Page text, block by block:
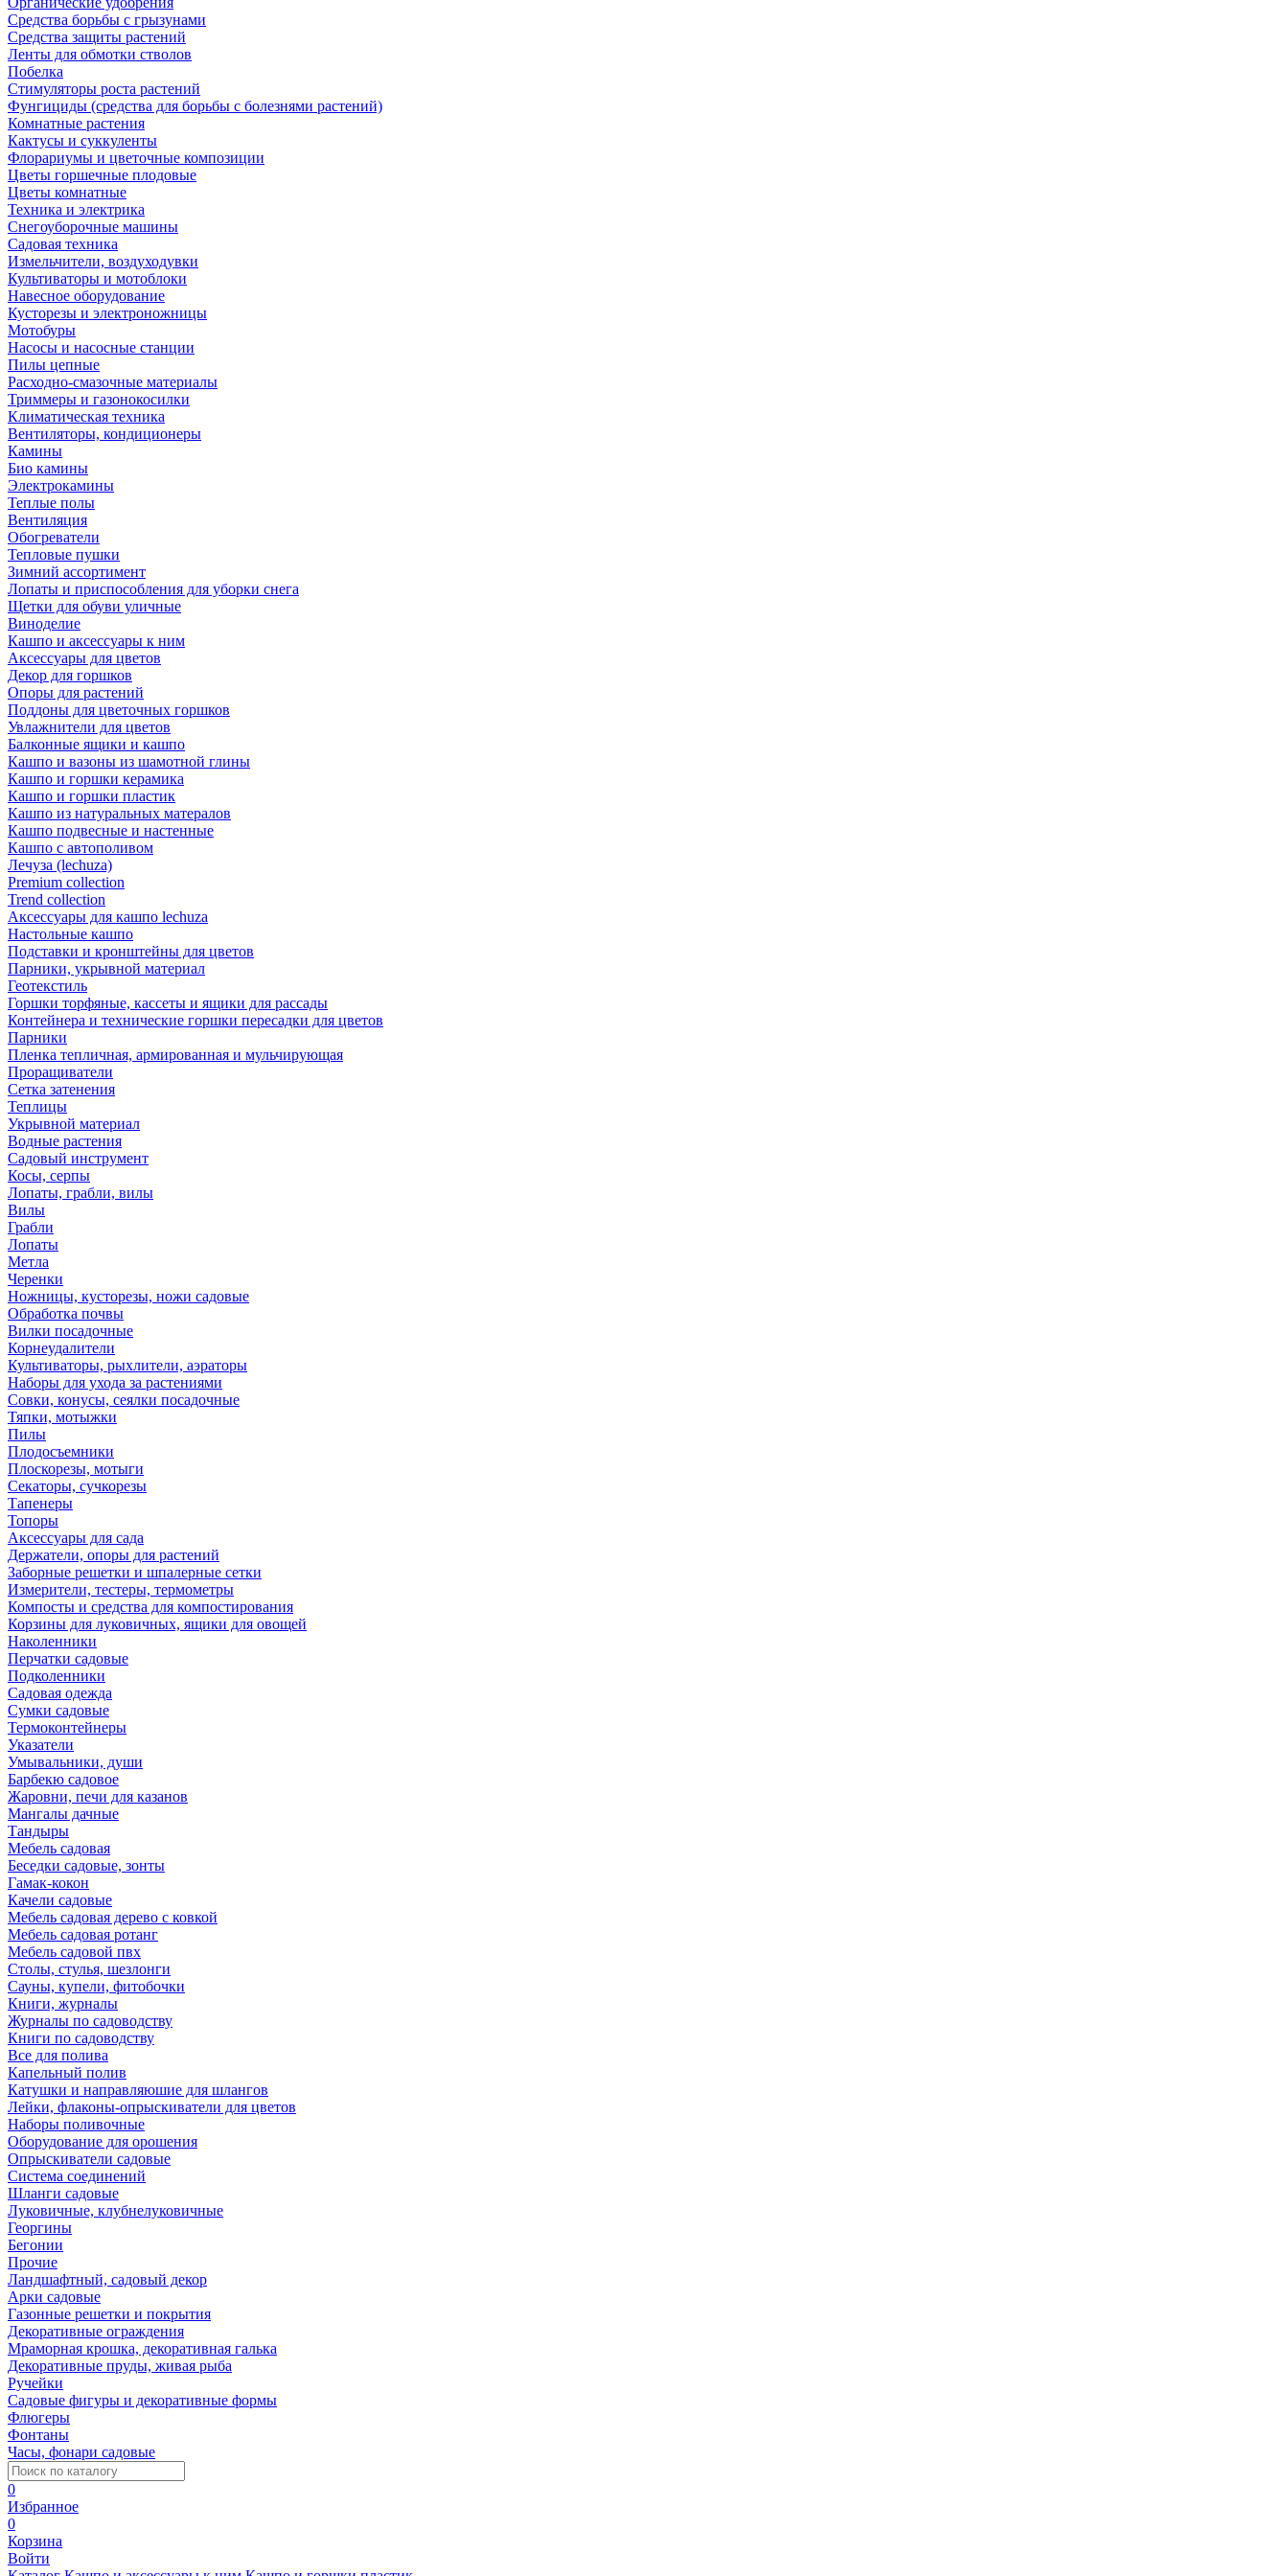
Средства борьбы с грызунами
Средства защиты растений
Ленты для обмотки стволов
Побелка
Стимуляторы роста растений
Фунгициды (средства для борьбы с болезнями растений)
Комнатные растения
Кактусы и суккуленты
Флорариумы и цветочные композиции
Цветы горшечные плодовые
Цветы комнатные
Техника и электрика
Снегоуборочные машины
Садовая техника
Измельчители, воздуходувки
Культиваторы и мотоблоки
Навесное оборудование
Кусторезы и электроножницы
Мотобуры
Насосы и насосные станции
Пилы цепные
Расходно-смазочные материалы
Триммеры и газонокосилки
Климатическая техника
Вентиляторы, кондиционеры
Камины
Био камины
Электрокамины
Теплые полы
Вентиляция
Обогреватели
Тепловые пушки
Зимний ассортимент
Лопаты и приспособления для уборки снега
Щетки для обуви уличные
Виноделие
Кашпо и аксессуары к ним
Аксессуары для цветов
Декор для горшков
Опоры для растений
Поддоны для цветочных горшков
Увлажнители для цветов
Балконные ящики и кашпо
Кашпо и вазоны из шамотной глины
Кашпо и горшки керамика
Кашпо и горшки пластик
Кашпо из натуральных матералов
Кашпо подвесные и настенные
Кашпо с автополивом
Лечуза (lechuza)
Premium collection
Trend collection
Аксессуары для кашпо lechuza
Настольные кашпо
Подставки и кронштейны для цветов
Парники, укрывной материал
Геотекстиль
Горшки торфяные, кассеты и ящики для рассады
Контейнера и технические горшки пересадки для цветов
Парники
Пленка тепличная, армированная и мульчирующая
Проращиватели
Сетка затенения
Теплицы
Укрывной материал
Водные растения
Садовый инструмент
Косы, серпы
Лопаты, грабли, вилы
Вилы
Грабли
Лопаты
Метла
Черенки
Ножницы, кусторезы, ножи садовые
Обработка почвы
Вилки посадочные
Корнеудалители
Культиваторы, рыхлители, аэраторы
Наборы для ухода за растениями
Совки, конусы, сеялки посадочные
Тяпки, мотыжки
Пилы
Плодосъемники
Плоскорезы, мотыги
Секаторы, сучкорезы
Тапенеры
Топоры
Аксессуары для сада
Держатели, опоры для растений
Заборные решетки и шпалерные сетки
Измерители, тестеры, термометры
Компосты и средства для компостирования
Корзины для луковичных, ящики для овощей
Наколенники
Перчатки садовые
Подколенники
Садовая одежда
Сумки садовые
Термоконтейнеры
Указатели
Умывальники, души
Барбекю садовое
Жаровни, печи для казанов
Мангалы дачные
Тандыры
Мебель садовая
Беседки садовые, зонты
Гамак-кокон
Качели садовые
Мебель садовая дерево с ковкой
Мебель садовая ротанг
Мебель садовой пвх
Столы, стулья, шезлонги
Сауны, купели, фитобочки
Книги, журналы
Журналы по садоводству
Книги по садоводству
Все для полива
Капельный полив
Катушки и направляюшие для шлангов
Лейки, флаконы-опрыскиватели для цветов
Наборы поливочные
Оборудование для орошения
Опрыскиватели садовые
Система соединений
Шланги садовые
Луковичные, клубнелуковичные
Георгины
Бегонии
Прочие
Ландшафтный, садовый декор
Арки садовые
Газонные решетки и покрытия
Декоративные ограждения
Мраморная крошка, декоративная галька
Декоративные пруды, живая рыба
Ручейки
Садовые фигуры и декоративные формы
Флюгеры
Фонтаны
Часы, фонари садовые
0
Избранное
0
Корзина
Войти